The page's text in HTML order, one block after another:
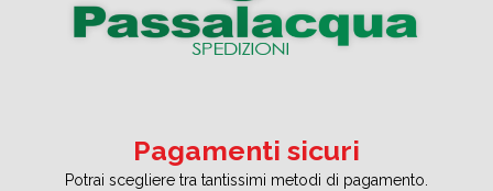
Pagamenti sicuri
Potrai scegliere tra tantissimi metodi di pagamento.